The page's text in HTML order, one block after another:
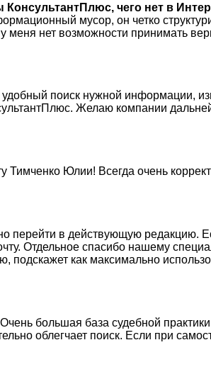
чего нет в
мусор, он четко
меня нет возможности принимать
поиск нужной информации,
Желаю компании
Юлии! Всегда очень
перейти в действующую редакцию.
Отдельное спасибо нашему
как максимально
большая база судебной
облегчает поиск. Если при